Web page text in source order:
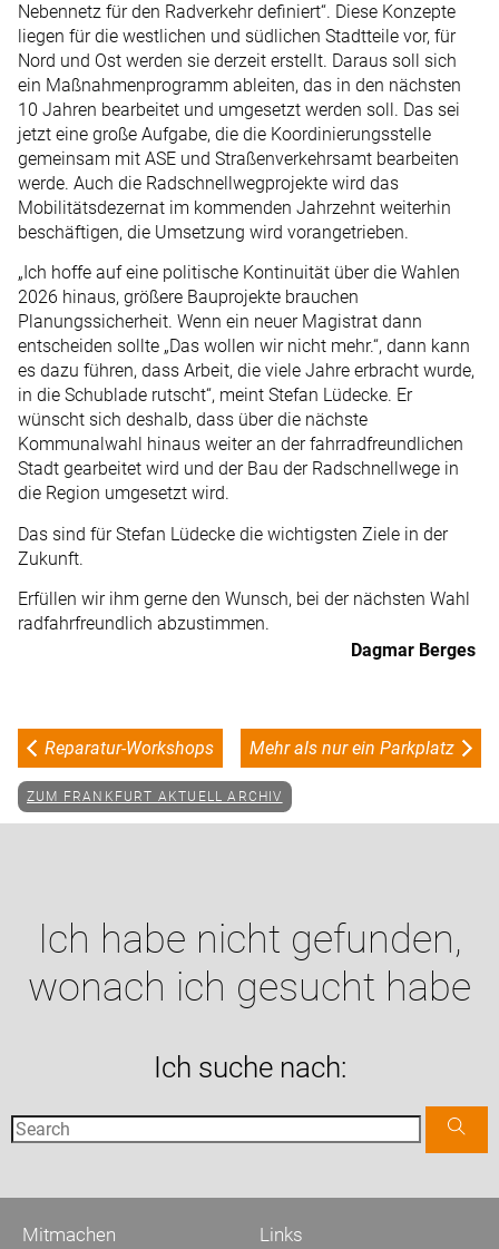
Nebennetz für den Radverkehr definiert“. Diese Konzepte
liegen für die westlichen und südlichen Stadtteile vor, für
Nord und Ost werden sie derzeit erstellt. Daraus soll sich
ein Maßnahmenprogramm ableiten, das in den nächsten
10 Jahren bearbeitet und umgesetzt werden soll. Das sei
jetzt eine große Aufgabe, die die Koordinierungsstelle
gemeinsam mit ASE und Straßenverkehrsamt bearbeiten
werde. Auch die Radschnellwegprojekte wird das
Mobilitätsdezernat im kommenden Jahrzehnt weiterhin
beschäftigen, die Umsetzung wird vorangetrieben.
„Ich hoffe auf eine politische Kontinuität über die Wahlen
2026 hinaus, größere Bauprojekte brauchen
Planungssicherheit. Wenn ein neuer Magistrat dann
entscheiden sollte „Das wollen wir nicht mehr.“, dann kann
es dazu führen, dass Arbeit, die viele Jahre erbracht wurde,
in die Schublade rutscht“, meint Stefan Lüdecke. Er
wünscht sich deshalb, dass über die nächste
Kommunalwahl hinaus weiter an der fahrradfreundlichen
Stadt gearbeitet wird und der Bau der Radschnellwege in
die Region umgesetzt wird.
Das sind für Stefan Lüdecke die wichtigsten Ziele in der
Zukunft.
Erfüllen wir ihm gerne den Wunsch, bei der nächsten Wahl
radfahrfreundlich abzustimmen.
Dagmar Berges
Reparatur-Workshops Mehr als nur ein Parkplatz
ZUM FRANKFURT AKTUELL ARCHIV
Ich habe nicht gefunden,
wonach ich gesucht habe
Ich suche nach:
Links
Mitmachen